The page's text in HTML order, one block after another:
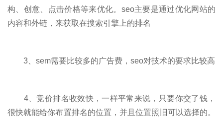
构、创意、点击价格等来优化。seo主要是通过优化网站的
内容和外链，来获取在搜索引擎上的排名
3、sem需要比较多的广告费，seo对技术的要求比较高
4、竞价排名收效快，一样平常来说，只要你交了钱，
很快就能给你布置排名的位置，并且位置照旧可以选择的。